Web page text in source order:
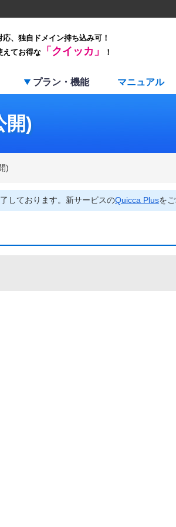
、独自ドメイン持ち込み可！
えてお得な
「クイッカ」 ！
プラン・機能 マニュアル
開)
)
しております。新サービスのQuicca Plusを